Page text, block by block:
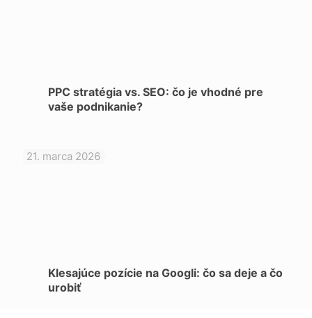
PPC stratégia vs. SEO: čo je vhodné pre
vaše podnikanie?
21. marca 2026
Klesajúce pozície na Googli: čo sa deje a čo
urobiť